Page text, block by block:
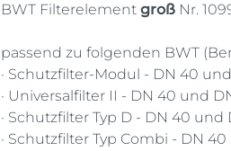
BWT Filterelement groß Nr.
passend zu folgenden BWT
· Schutzfilter-Modul - DN 40
· Universalfilter II - DN 40 und
· Schutzfilter Typ D - DN 40 und
· Schutzfilter Typ Combi - DN